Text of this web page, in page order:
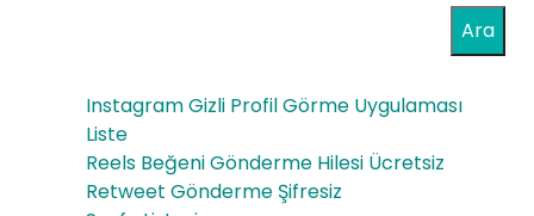
-
-
esh
Ara
Instagram Gizli Profil Görme Uygulaması
Liste
Reels Beğeni Gönderme Hilesi Ücretsiz
Retweet Gönderme Şifresiz